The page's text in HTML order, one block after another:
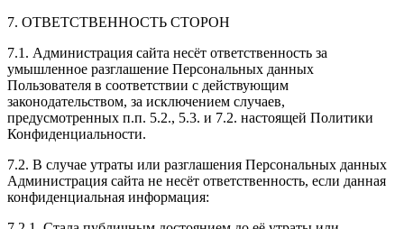
7. ОТВЕТСТВЕННОСТЬ СТОРОН
7.1. Администрация сайта несёт ответственность за
умышленное разглашение Персональных данных
Пользователя в соответствии с действующим
законодательством, за исключением случаев,
предусмотренных п.п. 5.2., 5.3. и 7.2. настоящей Политики
Конфиденциальности.
7.2. В случае утраты или разглашения Персональных данных
Администрация сайта не несёт ответственность, если данная
конфиденциальная информация: